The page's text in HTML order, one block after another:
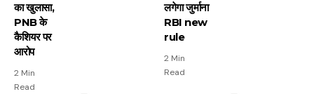
का खुलासा,
PNB के
कैशियर पर
आरोप
2 Min
Read
लगेगा जुर्माना
RBI new
rule
2 Min
Read